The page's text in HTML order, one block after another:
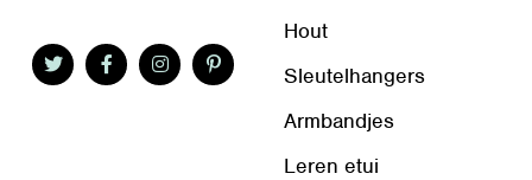
Hout
Sleutelhangers
Armbandjes
Leren etui